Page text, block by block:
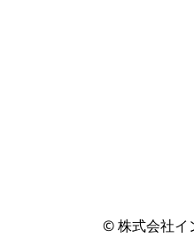
© 株式会社イ